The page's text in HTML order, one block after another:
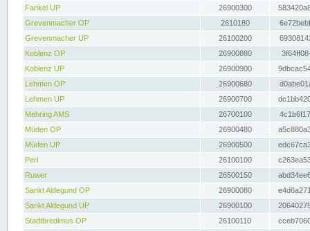
Fankel UP
26900300
Grevenmacher OP
2610180
Grevenmacher UP
26100200
Koblenz OP
26900880
Koblenz UP
26900900
Lehmen OP
26900680
Lehmen UP
26900700
Mehring AMS
26700100
Müden OP
26900480
Müden UP
26900500
Perl
26100100
Ruwer
26500150
Sankt Aldegund OP
26900080
Sankt Aldegund UP
26900100
Stadtbredimus OP
26100110